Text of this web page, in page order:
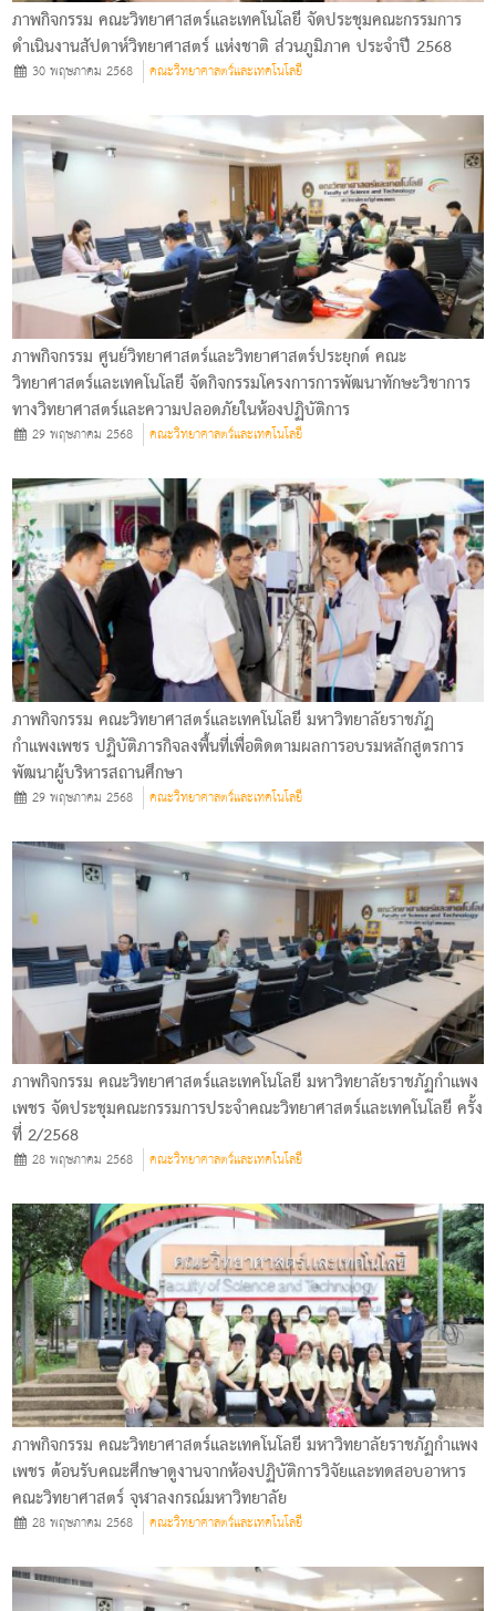
ภาพกิจกรรม คณะวิทยาศาสตร์และเทคโนโลยี จัดประชุมคณะกรรมการ
ดำเนินงานสัปดาห์วิทยาศาสตร์ แห่งชาติ ส่วนภูมิภาค ประจำปี 2568
30 พฤษภาคม 2568 คณะวิทยาศาสตร์และเทคโนโลยี
ภาพกิจกรรม ศูนย์วิทยาศาสตร์และวิทยาศาสตร์ประยุกต์ คณะ
วิทยาศาสตร์และเทคโนโลยี จัดกิจกรรมโครงการการพัฒนาทักษะวิชาการ
ทางวิทยาศาสตร์และความปลอดภัยในห้องปฏิบัติการ
29 พฤษภาคม 2568 คณะวิทยาศาสตร์และเทคโนโลยี
ภาพกิจกรรม คณะวิทยาศาสตร์และเทคโนโลยี มหาวิทยาลัยราชภัฏ
กำแพงเพชร ปฏิบัติภารกิจลงพื้นที่เพื่อติดตามผลการอบรมหลักสูตรการ
พัฒนาผู้บริหารสถานศึกษา
29 พฤษภาคม 2568 คณะวิทยาศาสตร์และเทคโนโลยี
ภาพกิจกรรม คณะวิทยาศาสตร์และเทคโนโลยี มหาวิทยาลัยราชภัฏกําแพง
เพชร จัดประชุมคณะกรรมการประจำคณะวิทยาศาสตร์และเทคโนโลยี ครั้ง
ที่ 2/2568
28 พฤษภาคม 2568 คณะวิทยาศาสตร์และเทคโนโลยี
ภาพกิจกรรม คณะวิทยาศาสตร์และเทคโนโลยี มหาวิทยาลัยราชภัฏกําแพง
เพชร ต้อนรับคณะศึกษาดูงานจากห้องปฏิบัติการวิจัยและทดสอบอาหาร
คณะวิทยาศาสตร์ จุฬาลงกรณ์มหาวิทยาลัย
28 พฤษภาคม 2568 คณะวิทยาศาสตร์และเทคโนโลยี